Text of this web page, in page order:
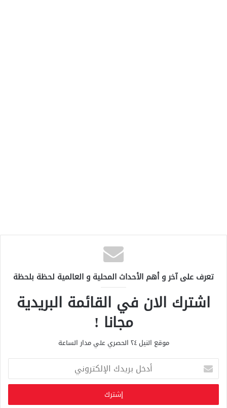
تعرف على آخر و أهم الأحداث المحلية و العالمية لحظة بلحظة
اشترك الان في القائمة البريدية
مجانا !
موقع النيل ٢٤ الحصري علي مدار الساعة
خ